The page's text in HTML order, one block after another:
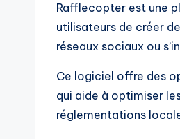
Rafflecopter est une
utilisateurs de créer
réseaux sociaux ou
Ce logiciel offre des
qui aide à optimiser
réglementations